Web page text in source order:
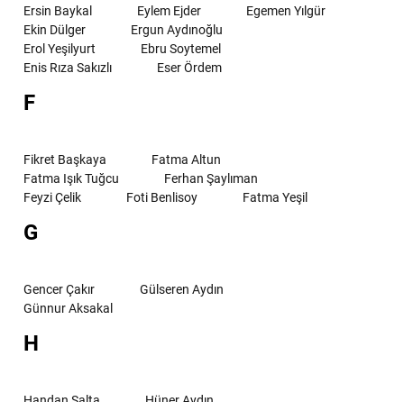
Ersin Baykal Eylem Ejder
Egemen Yılgür
Ekin Dülger
Ergun Aydınoğlu
Erol Yeşilyurt
Ebru Soytemel
Enis Rıza Sakızlı
Eser Ördem
F
Fikret Başkaya
Fatma Altun
Fatma Işık Tuğcu
Ferhan Şaylıman
Feyzi Çelik
Foti Benlisoy Fatma Yeşil
G
Gencer Çakır
Gülseren Aydın
Günnur Aksakal
H